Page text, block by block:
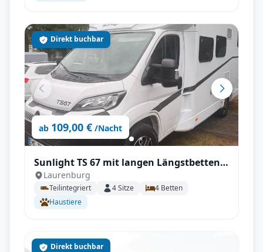
ab 109,00 € /Nacht
Direkt buchbar
Sunlight TS 67 mit langen Längstbetten
und voll Autrak, Automatik
Laurenburg
Teilintegriert 4Sitze 4 Betten
Haustiere
Direkt buchbar